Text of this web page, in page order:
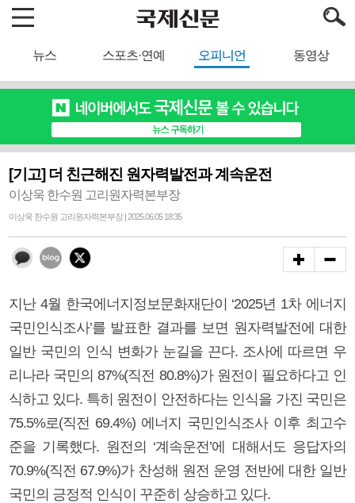
뉴스 스포츠·연예 오피니언 동영상
[기고] 더 친근해진 원자력발전과 계속운전
이상욱 한수원 고리원자력본부장
이상욱 한수원 고리원자력본부장 | 2025.06.05 18:35
지난 4월 한국에너지정보문화재단이 ‘2025년 1차 에너지
국민인식조사’를 발표한 결과를 보면 원자력발전에 대한
일반 국민의 인식 변화가 눈길을 끈다. 조사에 따르면 우
리나라 국민의 87%(직전 80.8%)가 원전이 필요하다고 인
식하고 있다. 특히 원전이 안전하다는 인식을 가진 국민은
75.5%로(직전 69.4%) 에너지 국민인식조사 이후 최고수
준을 기록했다. 원전의 ‘계속운전’에 대해서도 응답자의
70.9%(직전 67.9%)가 찬성해 원전 운영 전반에 대한 일반
국민의 긍정적 인식이 꾸준히 상승하고 있다.